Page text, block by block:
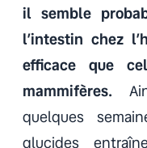
il semble
l’intestin chez
efficace que
mammifères.
quelques
glucides